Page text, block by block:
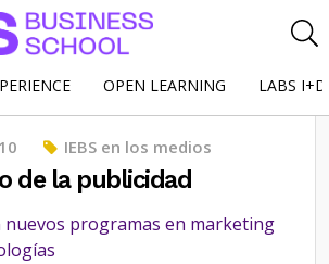
OPEN LEARNING LABS
IEBS en los medios
de la publicidad
nuevos programas en marketing